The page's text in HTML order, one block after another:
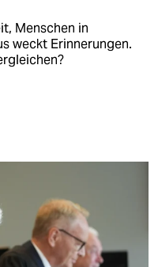
Menschen in
weckt Erinnerungen.